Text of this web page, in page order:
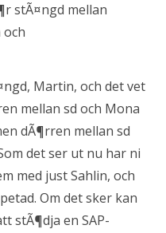
stÃ¤ngd mellan
Martin, och det vet
mellan sd och Mona
dÃ¶rren mellan sd
det ser ut nu har ni
med just Sahlin, och
Om det sker kan
stÃ¶dja en SAP-